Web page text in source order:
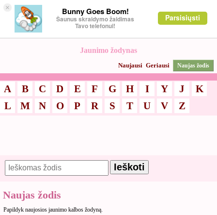
× Bunny Goes Boom!
Šaunus skraidymo žaidimas
Tavo telefonui!
Parsisiųsti
Jaunimo žodynas
Naujausi Geriausi Naujas žodis
A B C D E F G H I Y J
K
L
M N O P R S T U V Z
Naujas žodis
Papildyk naujosios jaunimo kalbos žodyną.